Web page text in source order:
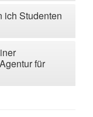
ich Studenten
für